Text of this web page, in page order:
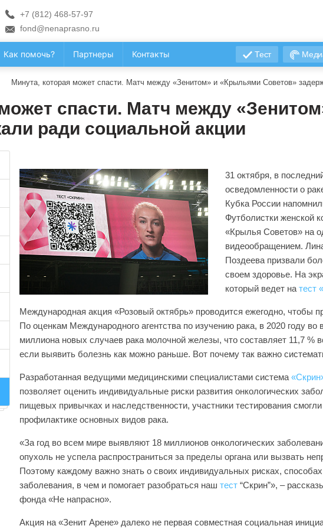
+7 (812) 468-57-97
fond@nenaprasno.ru
Как помочь? Партнеры Контакты Тест
Минута, которая может спасти. Матч между «Зенитом» и «Крыльями Советов»
спасти. Матч между
ради социальной акции
31 октября, в
осведомленности о
Кубка России
Футболистки женской
«Крылья Советов» на
видеообращением.
Поздеева призвали
своем здоровье. На
который ведет на тест
Международная акция «Розовый октябрь» проводится ежегодно, чтобы
По оценкам Международного агентства по изучению рака, в 2020 году
миллиона новых случаев рака молочной железы, что составляет 11,7 %
если выявить болезнь как можно раньше. Вот почему так важно
Разработанная ведущими медицинскими специалистами система
позволяет оценить индивидуальные риски развития онкологических
пищевых привычках и наследственности, участники тестирования
профилактике основных видов рака.
«За год во всем мире выявляют 18 миллионов онкологических
опухоль не успела распространиться за пределы органа или вызвать
Поэтому каждому важно знать о своих индивидуальных рисках,
заболевания, в чем и помогает разобраться наш тест “Скрин”», –
фонда «Не напрасно».
Акция на «Зенит Арене» далеко не первая совместная социальная